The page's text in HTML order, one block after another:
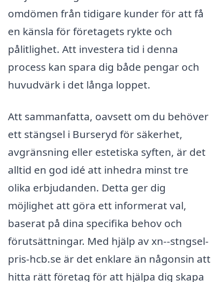
omdömen från tidigare kunder för att få
en känsla för företagets rykte och
pålitlighet. Att investera tid i denna
process kan spara dig både pengar och
huvudvärk i det långa loppet.
Att sammanfatta, oavsett om du behöver
ett stängsel i Burseryd för säkerhet,
avgränsning eller estetiska syften, är det
alltid en god idé att inhedra minst tre
olika erbjudanden. Detta ger dig
möjlighet att göra ett informerat val,
baserat på dina specifika behov och
förutsättningar. Med hjälp av xn--stngsel-
pris-hcb.se är det enklare än någonsin att
hitta rätt företag för att hjälpa dig skapa